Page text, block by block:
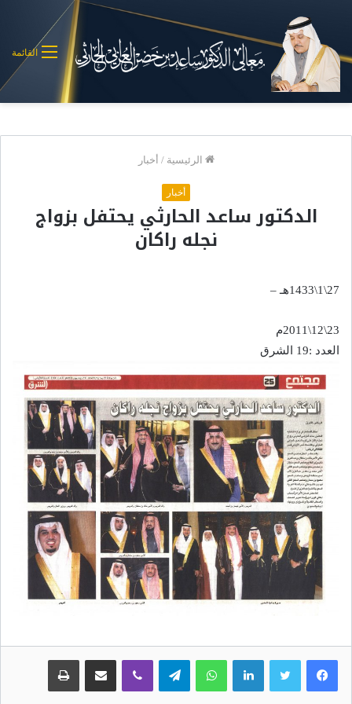
القائمة
الرئيسية / أخبار
أخبار
الدكتور ساعد الحارثي يحتفل بزواج
نجله راكان
27\1\1433هـ –
23\12\2011م
العدد :19 الشرق
لينكدإن واتساب تيلقرام